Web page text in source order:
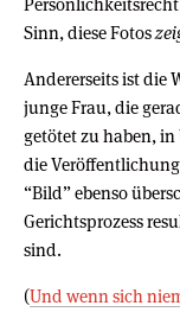
Sinn, diese Fotos
Andererseits ist die
junge Frau, die
getötet zu haben,
die
“Bild” ebenso
Gerichtsprozess
sind.
(Und wenn sich